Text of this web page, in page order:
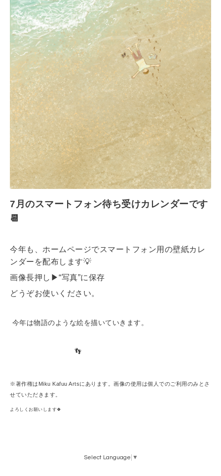
7月のスマートフォン待ち受けカレンダーです
📆
今年も、ホームページでスマートフォン用の壁紙カレ
ンダーを配布します💡
画像長押し▶︎“写真”に保存
どうぞお使いください。
今年は物語のような絵を描いていきます。
👣
※著作権はMiku Kafuu Artsにあります。画像の使用は個人でのご利用のみとさ
せていただきます。
よろしくお願いします🍀
Select Language ▼